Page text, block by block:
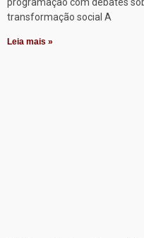
programação com debates
transformação social A
Leia mais »